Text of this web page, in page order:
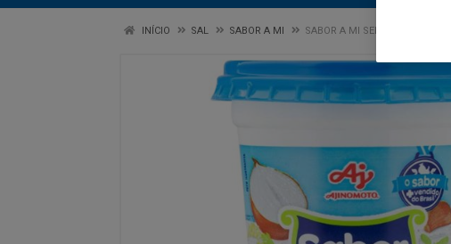
INÍCIO SAL SABOR A MI SABOR A MI SEM PIMENTA 300G